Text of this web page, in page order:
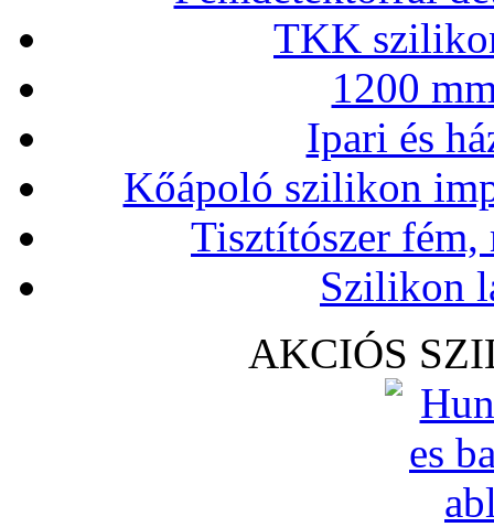
TKK
1200
Ipari és
Kőápoló szilikon
Tisztítószer
Szilikon
AKCIÓS